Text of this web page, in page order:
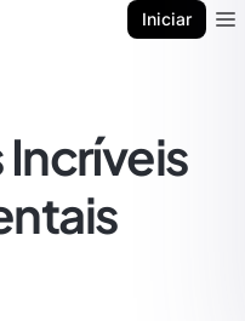
Iniciar